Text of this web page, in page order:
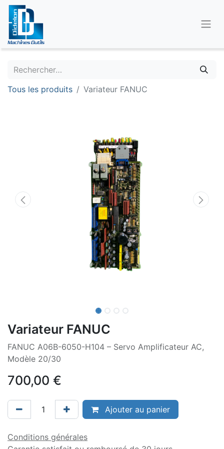
Tous les produits Variateur FANUC
Variateur FANUC
FANUC A06B-6050-H104 – Servo Amplificateur AC,
Modèle 20/30
700,00 €
Ajouter au panier
Conditions générales